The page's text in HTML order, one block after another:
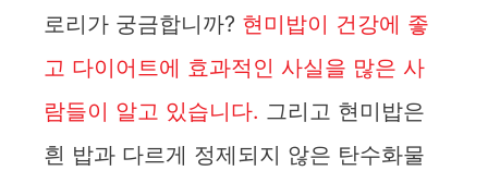
로리가 궁금합니까? 현미밥이 건강에 좋
고 다이어트에 효과적인 사실을 많은 사
람들이 알고 있습니다. 그리고 현미밥은
흰 밥과 다르게 정제되지 않은 탄수화물